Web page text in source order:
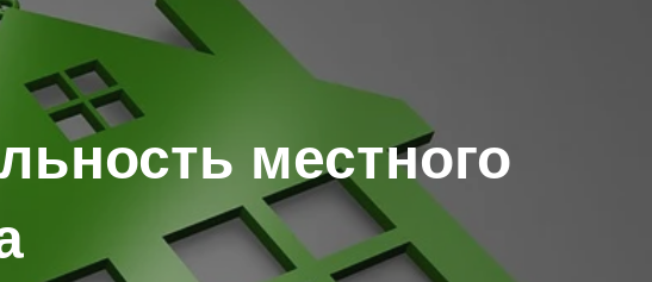
местного